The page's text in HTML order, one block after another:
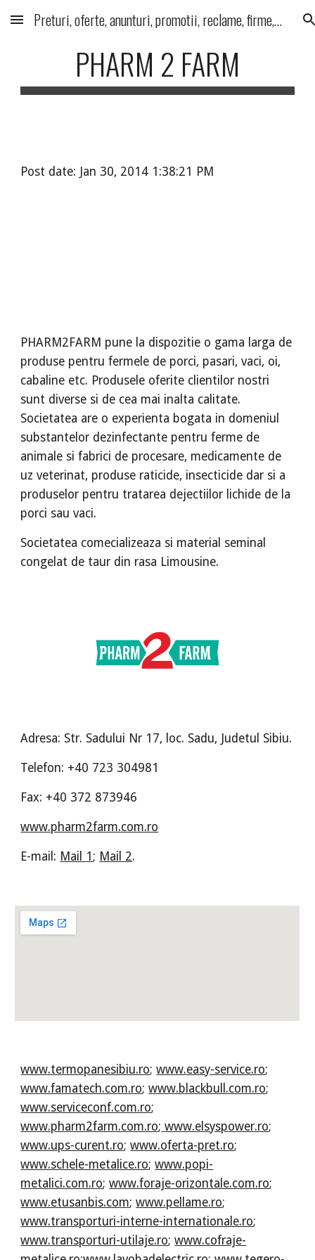
Skip to main content Skip to navigation
Preturi, oferte, anunturi, promotii, reclame, firme, produse, servicii
PHARM 2 FARM
Post date: Jan 30, 2014 1:38:21 PM
PHARM2FARM pune la dispozitie o gama larga de
produse pentru fermele de porci, pasari, vaci, oi,
cabaline etc. Produsele oferite clientilor nostri
sunt diverse si de cea mai inalta calitate.
Societatea are o experienta bogata in domeniul
substantelor dezinfectante pentru ferme de
animale si fabrici de procesare, medicamente de
uz veterinat, produse raticide, insecticide dar si a
produselor pentru tratarea dejectiilor lichide de la
porci sau vaci.
Societatea comecializeaza si material seminal
congelat de taur din rasa Limousine.
Adresa: Str. Sadului Nr 17, loc. Sadu, Judetul Sibiu.
Telefon: +40 723 304981
Fax: +40 372 873946
www.pharm2farm.com.ro
E-mail: Mail 1; Mail 2.
www.termopanesibiu.ro;www.easy-service.ro;
www.famatech.com.ro;www.blackbull.com.ro;
www.serviceconf.com.ro;
www.pharm2farm.com.ro; www.elsyspower.ro;
www.ups-curent.ro;www.oferta-pret.ro;
www.schele-metalice.ro;www.popi-
metalici.com.ro;www.foraje-orizontale.com.ro;
www.etusanbis.com;www.pellame.ro;
www.transporturi-interne-internationale.ro;
www.transporturi-utilaje.ro;www.cofraje-